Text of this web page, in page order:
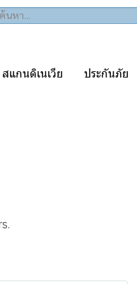
สแกนดิเนเวีย ประกันภัย